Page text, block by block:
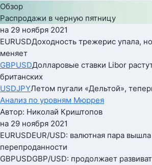
Обзор
Распродажи в черную пятницу
на 29 ноября 2021
EURUSDДоходность трежерис упала,
меняет
GBPUSDДолларовые ставки Libor
британских
USDJPYЛетом пугали «Дельтой»,
Анализ по уровням Мюррея
Автор: Николай Криштопов
на 29 ноября 2021
EURUSDEUR/USD: валютная пара
перепроданности
GBPUSDGBP/USD: продолжает